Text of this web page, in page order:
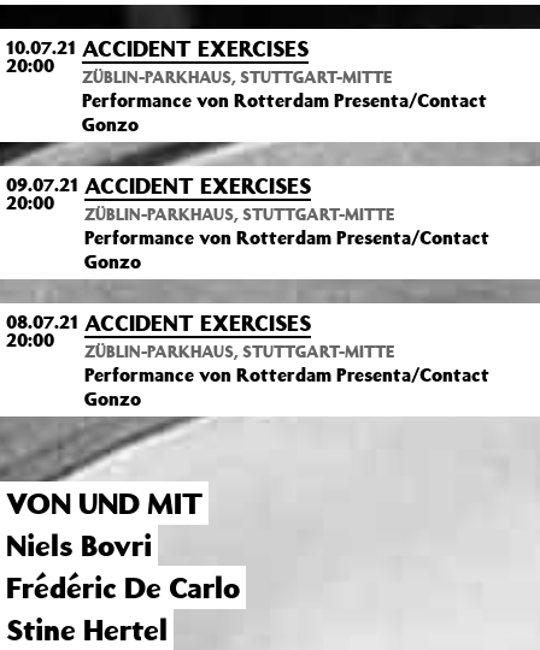
10.07.21
20:00
ACCIDENT EXERCISES
ZÜBLIN-PARKHAUS, STUTTGART-MITTE
Performance von Rotterdam Presenta/Contact
Gonzo
09.07.21
20:00
ACCIDENT EXERCISES
ZÜBLIN-PARKHAUS, STUTTGART-MITTE
Performance von Rotterdam Presenta/Contact
Gonzo
08.07.21
20:00
ACCIDENT EXERCISES
ZÜBLIN-PARKHAUS, STUTTGART-MITTE
Performance von Rotterdam Presenta/Contact
Gonzo
VON UND MIT
Niels Bovri
Frédéric De Carlo
Stine Hertel